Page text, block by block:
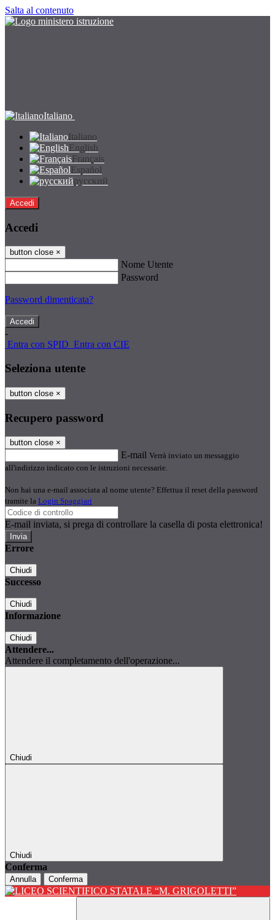
Salta al contenuto
Italiano
Italiano
English
Français
Español
русский
Accedi
Accedi
button close ×
Nome Utente
Password
Password dimenticata?
-
Entra con SPID Entra con CIE
Seleziona utente
button close ×
Recupero password
button close ×
E-mail Verrà inviato un messaggio
all'indirizzo indicato con le istruzioni necessarie.
Non hai una e-mail associata al nome utente? Effettua il reset della password
tramite la Login Spaggiari
E-mail inviata, si prega di controllare la casella di posta elettronica!
Errore
Chiudi
Successo
Chiudi
Informazione
Chiudi
Attendere...
Attendere il completamento dell'operazione...
Chiudi
Chiudi
Conferma
Annulla Conferma